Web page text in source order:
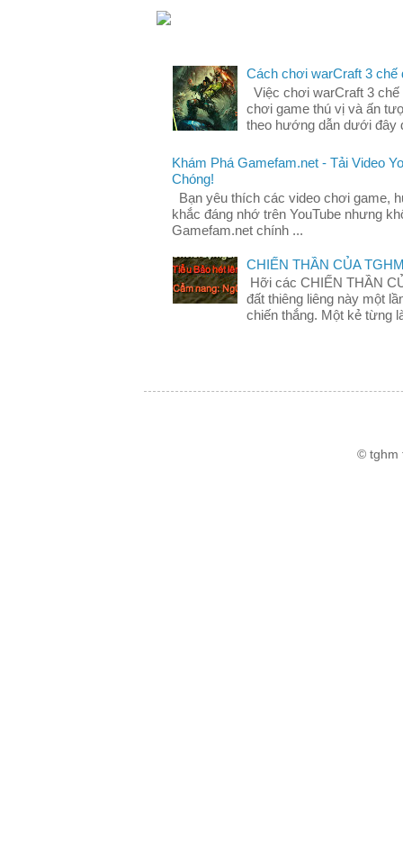
Cách chơi warCraft 3 chế
Việc chơi warCraft 3
chơi game thú vị và ấn
theo hướng dẫn dưới đây
Khám Phá Gamefam.net - Tải Video
Chóng!
Bạn yêu thích các video chơi game,
khắc đáng nhớ trên YouTube nhưng
Gamefam.net chính ...
CHIẾN THẦN CỦA
Hỡi các CHIẾN THẦN
đất thiêng liêng này một
chiến thắng. Một kẻ từng
© tghm